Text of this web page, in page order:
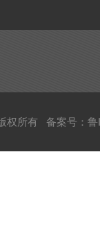
权所有 备案号：